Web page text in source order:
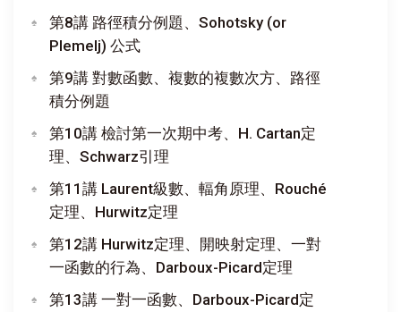
第8講 路徑積分例題、Sohotsky (or
Plemelj) 公式
第9講 對數函數、複數的複數次方、路徑
積分例題
第10講 檢討第一次期中考、H. Cartan定
理、Schwarz引理
第11講 Laurent級數、輻角原理、Rouché
定理、Hurwitz定理
第12講 Hurwitz定理、開映射定理、一對
一函數的行為、Darboux-Picard定理
第13講 一對一函數、Darboux-Picard定